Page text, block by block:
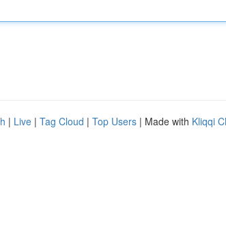
| Live | Tag Cloud | Top Users | Made with Kliqqi